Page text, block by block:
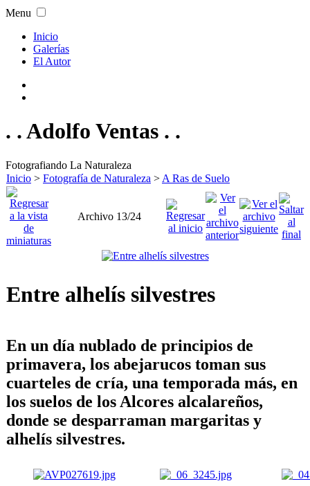
Menu
Inicio
Galerías
El Autor
. . Adolfo Ventas . .
Fotografiando La Naturaleza
Inicio > Fotografía de Naturaleza > A Ras de Suelo
Archivo 13/24
Entre alhelís silvestres
En un día nublado de principios de
primavera, los abejarucos toman sus
cuarteles de cría, una temporada más, en
los suelos de los Alcores alcalareños,
donde se desparraman margaritas y
alhelís silvestres.